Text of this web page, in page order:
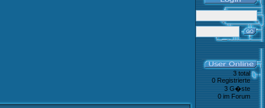
3 total
0 Registrierte
3 G�ste
0 im Forum